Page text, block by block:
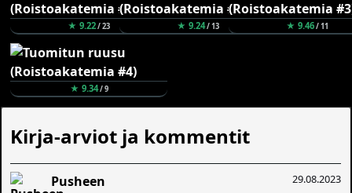
★ 9.22/ 23 ★ 9.24/ 13 ★ 9.46/ 11
★ 9.34/ 9
Kirja-arviot ja kommentit
29.08.2023
Pusheen